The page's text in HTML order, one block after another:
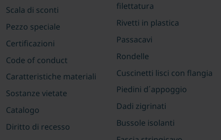
Scala di sconti
Pezzo speciale
Certificazioni
Code of conduct
Caratteristiche materiali
Sostanze vietate
Catalogo
Diritto di recesso
filettatura
Rivetti in plastica
Passacavi
Rondelle
Cuscinetti lisci con flangia
Piedini d´appoggio
Dadi zigrinati
Bussole isolanti